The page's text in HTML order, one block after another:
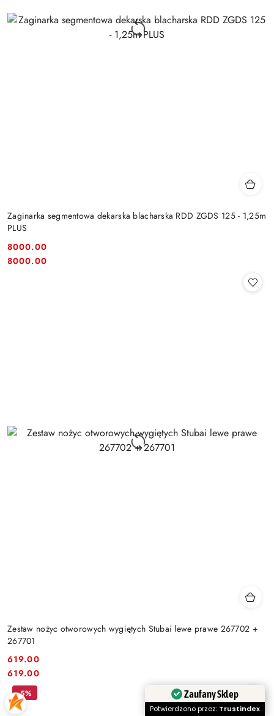
Zaginarka segmentowa dekarska blacharska RDD ZGDS 125 - 1,25m
PLUS
Cena:
8000.00
Cena:
8000.00
Zestaw nożyc otworowych wygiętych Stubai lewe prawe 267702 +
267701
Cena:
619.00
Cena:
619.00
-5% Zaufany Sklep
Potwierdzono przez: Trustindex